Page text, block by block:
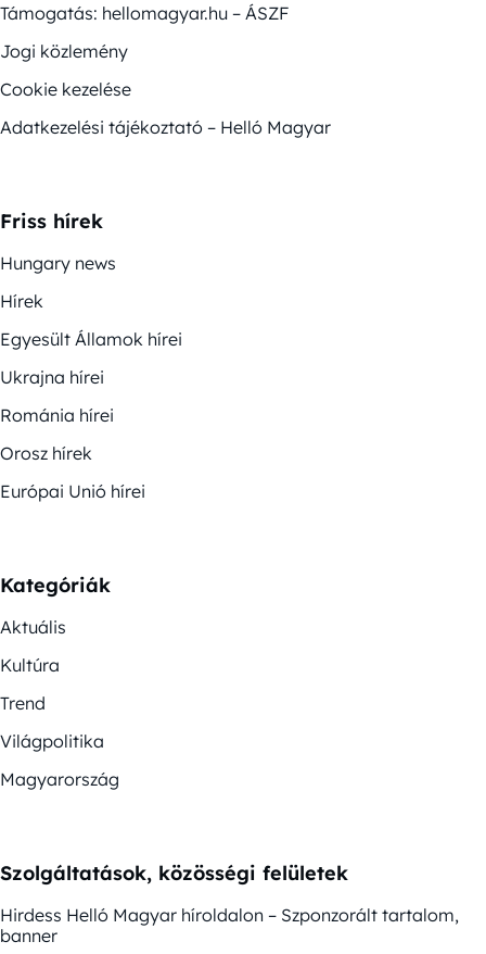
Támogatás: hellomagyar.hu – ÁSZF
Jogi közlemény
Cookie kezelése
Adatkezelési tájékoztató – Helló Magyar
Friss hírek
Hungary news
Hírek
Egyesült Államok hírei
Ukrajna hírei
Románia hírei
Orosz hírek
Európai Unió hírei
Kategóriák
Aktuális
Kultúra
Trend
Világpolitika
Magyarország
Szolgáltatások, közösségi felületek
Hirdess Helló Magyar híroldalon – Szponzorált tartalom,
banner